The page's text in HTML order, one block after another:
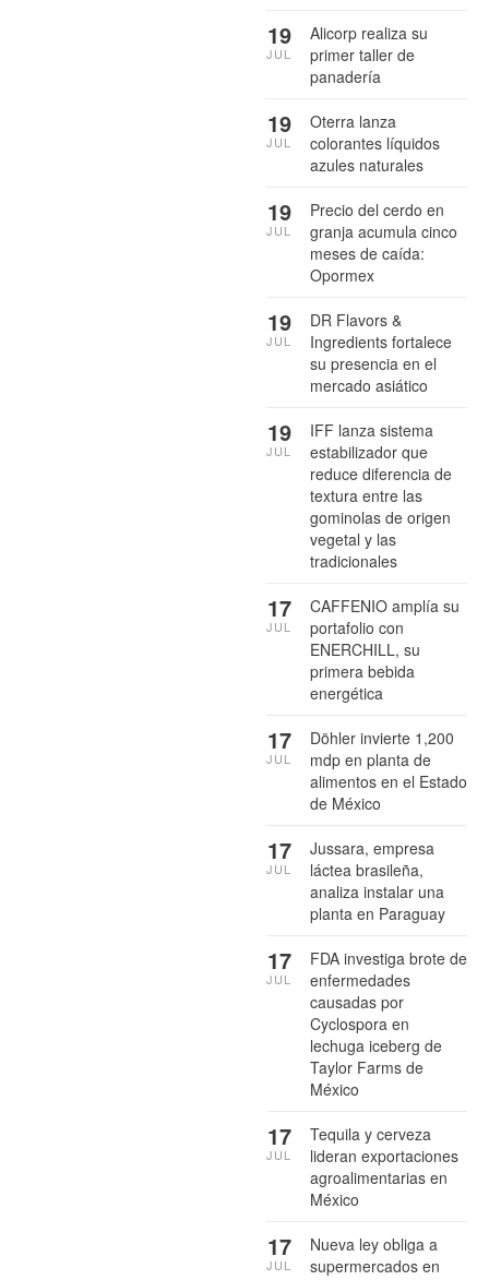
Alicorp realiza su
primer taller de
panadería
19
JUL
Oterra lanza
colorantes líquidos
azules naturales
19
JUL
Precio del cerdo en
granja acumula cinco
meses de caída:
Opormex
19
JUL
DR Flavors &
Ingredients fortalece
su presencia en el
mercado asiático
19
JUL
IFF lanza sistema
estabilizador que
reduce diferencia de
textura entre las
gominolas de origen
vegetal y las
tradicionales
19
JUL
CAFFENIO amplía su
portafolio con
ENERCHILL, su
primera bebida
energética
17
JUL
Döhler invierte 1,200
mdp en planta de
alimentos en el Estado
de México
17
JUL
Jussara, empresa
láctea brasileña,
analiza instalar una
planta en Paraguay
17
JUL
FDA investiga brote de
enfermedades
causadas por
Cyclospora en
lechuga iceberg de
Taylor Farms de
México
17
JUL
Tequila y cerveza
lideran exportaciones
agroalimentarias en
México
17
JUL
Nueva ley obliga a
supermercados en
17
JUL